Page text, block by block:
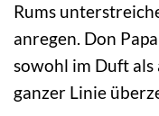
Rums
anregen. Don
sowohl im Duft als
ganzer Linie